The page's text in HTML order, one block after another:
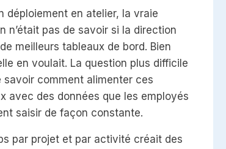
déploiement en atelier, la vraie
n’était pas de savoir si la direction
meilleurs tableaux de bord. Bien
en voulait. La question plus difficile
savoir comment alimenter ces
avec des données que les employés
saisir de façon constante.
par projet et par activité créait des